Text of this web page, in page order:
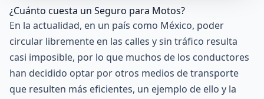
¿Cuánto cuesta un Seguro para Motos?
En la actualidad, en un país como México, poder
circular libremente en las calles y sin tráfico resulta
casi imposible, por lo que muchos de los conductores
han decidido optar por otros medios de transporte
que resulten más eficientes, un ejemplo de ello y la